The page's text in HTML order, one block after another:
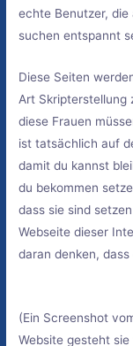
echte Benutzer, die
suchen entspannt
Diese Seiten
Art Skripterstellung
diese Frauen
ist tatsächlich auf
damit du kannst
du bekommen
dass sie sind
Webseite dieser
daran denken,
(Ein Screenshot
Website gesteht